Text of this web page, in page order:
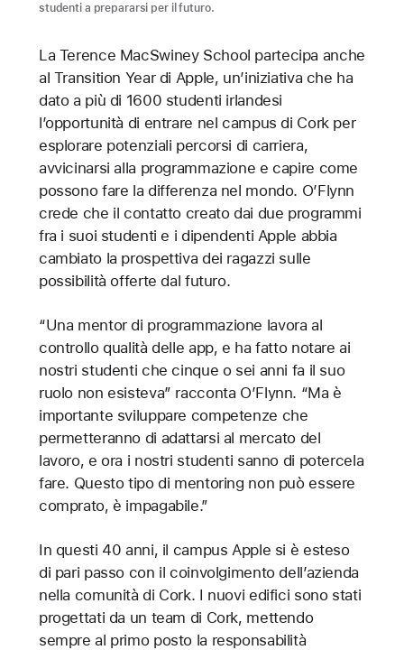
studenti a prepararsi per il futuro.
La Terence MacSwiney School partecipa anche
al Transition Year di Apple, un’iniziativa che ha
dato a più di 1600 studenti irlandesi
l’opportunità di entrare nel campus di Cork per
esplorare potenziali percorsi di carriera,
avvicinarsi alla programmazione e capire come
possono fare la differenza nel mondo. O’Flynn
crede che il contatto creato dai due programmi
fra i suoi studenti e i dipendenti Apple abbia
cambiato la prospettiva dei ragazzi sulle
possibilità offerte dal futuro.
“Una mentor di programmazione lavora al
controllo qualità delle app, e ha fatto notare ai
nostri studenti che cinque o sei anni fa il suo
ruolo non esisteva” racconta O’Flynn. “Ma è
importante sviluppare competenze che
permetteranno di adattarsi al mercato del
lavoro, e ora i nostri studenti sanno di potercela
fare. Questo tipo di mentoring non può essere
comprato, è impagabile.”
In questi 40 anni, il campus Apple si è esteso
di pari passo con il coinvolgimento dell’azienda
nella comunità di Cork. I nuovi edifici sono stati
progettati da un team di Cork, mettendo
sempre al primo posto la responsabilità